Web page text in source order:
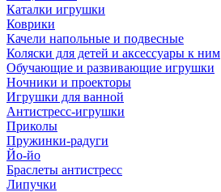
Каталки игрушки
Коврики
Качели напольные и подвесные
Коляски для детей и аксессуары к ним
Обучающие и развивающие игрушки
Ночники и проекторы
Игрушки для ванной
Антистресс-игрушки
Приколы
Пружинки-радуги
Йо-йо
Браслеты антистресс
Липучки